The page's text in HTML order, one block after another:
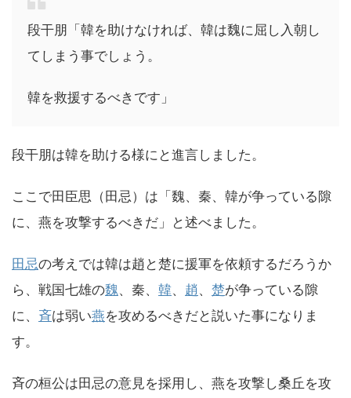
段干朋「韓を助けなければ、韓は魏に屈し入朝し
てしまう事でしょう。
韓を救援するべきです」
段干朋は韓を助ける様にと進言しました。
ここで田臣思（田忌）は「魏、秦、韓が争っている隙
に、燕を攻撃するべきだ」と述べました。
田忌の考えでは韓は趙と楚に援軍を依頼するだろうか
ら、戦国七雄の魏、秦、 韓、 趙、 楚が争っている隙
に、 斉は弱い燕を攻めるべきだと説いた事になりま
す。
斉の桓公は田忌の意見を採用し、燕を攻撃し桑丘を攻